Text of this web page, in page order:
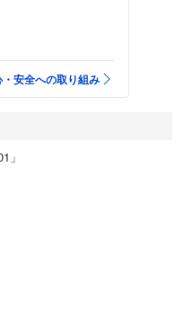
安全への取り組み
」